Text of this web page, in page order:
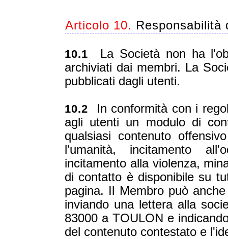
Articolo 10. Responsabilità
10.1 La Società non ha
archiviati dai membri. La
pubblicati dagli utenti.
10.2 In conformità con i
agli utenti un modulo di
qualsiasi contenuto
l'umanità, incitamento
incitamento alla violenza,
di contatto è disponibile su
pagina. Il Membro può
inviando una lettera alla
83000 a TOULON e
del contenuto contestato e